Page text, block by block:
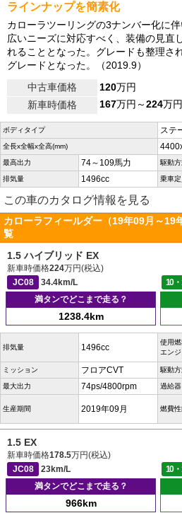
ラインナップを簡素化
カローラツーリングの3ナンバー化に
広いニーズに対応すべく、装備の見直
れることとなった。グレードも整理さ
グレードとなった。（2019.9）
中古車価格
120万円
新車時価格
167万円～224万円
ボディタイプ ステ
全長x全幅x全高(mm)
最高出力 74～109馬力 駆動
排気量 1496cc 乗車定
この車のカタログ情報を見る
カローラフィールダー（19年09月～19
覧
1.5 ハイブリッド EX
新車時価格224万円(税込)
JC08
34.4km/L 10
満タンでどこまで走る？
1238.4km
排気量 1496cc
使用
エンジ
ミッション フロアCVT 駆動
最大出力 74ps/4800rpm 過給器
生産期間 2019年09月 燃費
1.5 EX
新車時価格178.5万円(税込)
JC08
23km/L 10
満タンでどこまで走る？
966km